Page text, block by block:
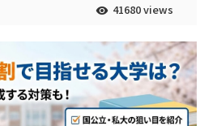
41680 views